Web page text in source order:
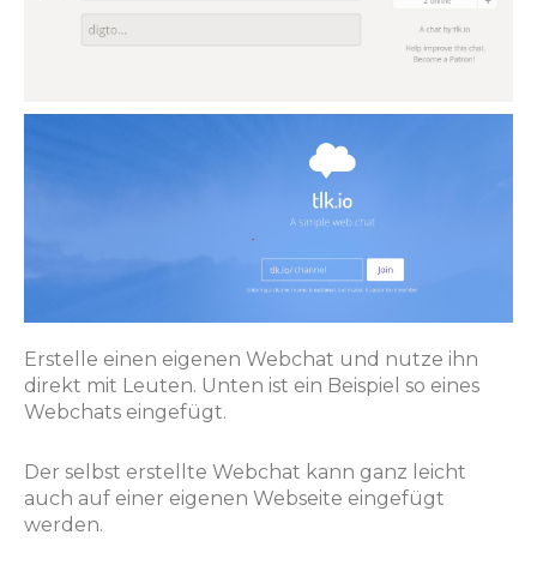
Erstelle einen eigenen Webchat und nutze ihn
direkt mit Leuten. Unten ist ein Beispiel so eines
Webchats eingefügt.
Der selbst erstellte Webchat kann ganz leicht
auch auf einer eigenen Webseite eingefügt
werden.